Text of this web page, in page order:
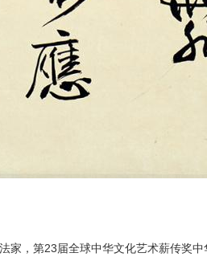
，第23届全球中华文化艺术薪传奖